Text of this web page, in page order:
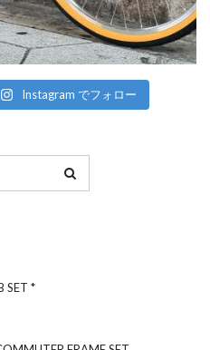
Instagram でフォロー
SET *